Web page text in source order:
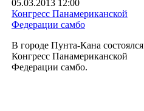
05.03.2013 12:00
Конгресс Панамериканской
Федерации самбо
В городе Пунта-Кана состоялся
Конгресс Панамериканской
Федерации самбо.